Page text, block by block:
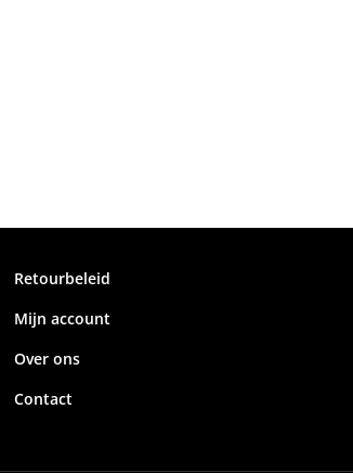
Retourbeleid
Mijn account
Over ons
Contact